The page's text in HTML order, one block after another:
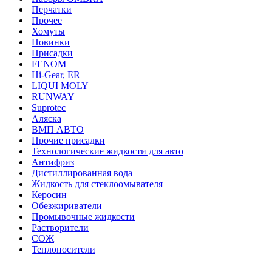
Перчатки
Прочее
Хомуты
Новинки
Присадки
FENOM
Hi-Gear, ER
LIQUI MOLY
RUNWAY
Suprotec
Аляска
ВМП АВТО
Прочие присадки
Технологические жидкости для авто
Антифриз
Дистиллированная вода
Жидкость для стеклоомывателя
Керосин
Обезжириватели
Промывочные жидкости
Растворители
СОЖ
Теплоносители